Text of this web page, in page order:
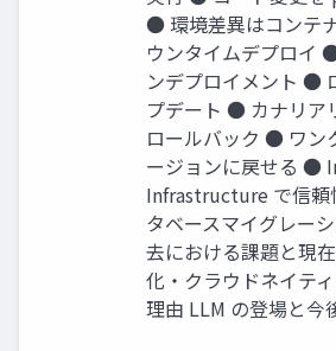
● 環境差異はコンテ
ウンタイムデプロイ
ンデプロイメント ●
プデート ● カナリア
ロールバック ● ワン
ージョンに戻せる ●
Infrastructure で信
タベースマイグレー
去における課題と現
化・クラウドネイテ
理由 LLM の登場と今